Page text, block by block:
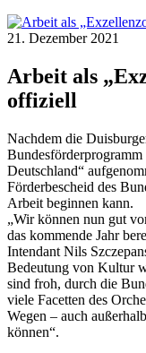
21. Dezember 2021
Arbeit als
offiziell
Nachdem die
Deutschland“
Förderbescheid des
Arbeit beginnen kann.
„Wir können nun gut
das kommende Jahr
Intendant Nils
Bedeutung von Kultur
sind froh, durch die
viele Facetten des
Wegen – auch
können“.